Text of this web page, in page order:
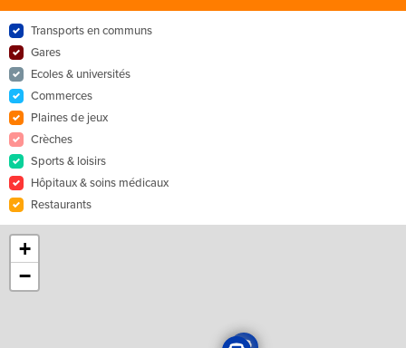
Transports en communs
Gares
Ecoles & universités
Commerces
Plaines de jeux
Crèches
Sports & loisirs
Hôpitaux & soins médicaux
Restaurants
+
−